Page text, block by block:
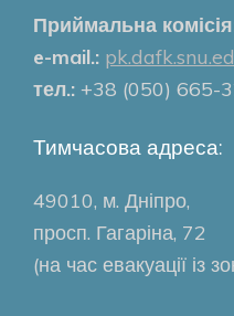
Приймальна
e-mail.:
тел.: +38 (050) 665-
Тимчасова адреса:
49010, м. Дніпро,
просп. Гагаріна, 72
(на час евакуації із